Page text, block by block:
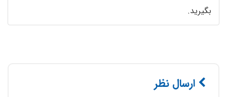
بگیرید.
ارسال نظر